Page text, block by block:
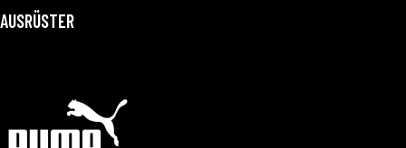
AUSRÜSTER